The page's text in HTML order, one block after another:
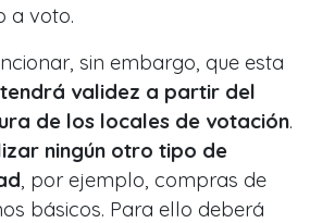
a voto.
sin embargo, que esta
validez a partir del
de los locales de votación.
ningún otro tipo de
, por ejemplo, compras de
básicos. Para ello deberá